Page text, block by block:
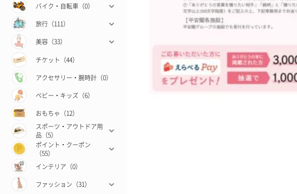
バイク・自転車（0）
旅行（111）
美容（33）
チケット（44）
アクセサリー・腕時計（0）
ベビー・キッズ（6）
おもちゃ（12）
スポーツ・アウトドア用
品（5）
ポイント・クーポン
（55）
インテリア（0）
ファッション（31）